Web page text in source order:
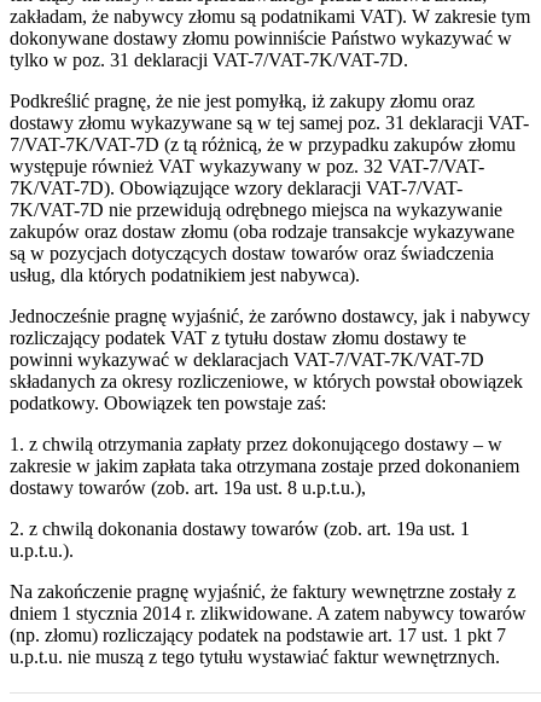
zakładam, że nabywcy złomu są podatnikami VAT). W zakresie tym
dokonywane dostawy złomu powinniście Państwo wykazywać w
tylko w poz. 31 deklaracji VAT-7/VAT-7K/VAT-7D.
Podkreślić pragnę, że nie jest pomyłką, iż zakupy złomu oraz
dostawy złomu wykazywane są w tej samej poz. 31 deklaracji VAT-
7/VAT-7K/VAT-7D (z tą różnicą, że w przypadku zakupów złomu
występuje również VAT wykazywany w poz. 32 VAT-7/VAT-
7K/VAT-7D). Obowiązujące wzory deklaracji VAT-7/VAT-
7K/VAT-7D nie przewidują odrębnego miejsca na wykazywanie
zakupów oraz dostaw złomu (oba rodzaje transakcje wykazywane
są w pozycjach dotyczących dostaw towarów oraz świadczenia
usług, dla których podatnikiem jest nabywca).
Jednocześnie pragnę wyjaśnić, że zarówno dostawcy, jak i nabywcy
rozliczający podatek VAT z tytułu dostaw złomu dostawy te
powinni wykazywać w deklaracjach VAT-7/VAT-7K/VAT-7D
składanych za okresy rozliczeniowe, w których powstał obowiązek
podatkowy. Obowiązek ten powstaje zaś:
1. z chwilą otrzymania zapłaty przez dokonującego dostawy – w
zakresie w jakim zapłata taka otrzymana zostaje przed dokonaniem
dostawy towarów (zob. art. 19a ust. 8 u.p.t.u.),
2. z chwilą dokonania dostawy towarów (zob. art. 19a ust. 1
u.p.t.u.).
Na zakończenie pragnę wyjaśnić, że faktury wewnętrzne zostały z
dniem 1 stycznia 2014 r. zlikwidowane. A zatem nabywcy towarów
(np. złomu) rozliczający podatek na podstawie art. 17 ust. 1 pkt 7
u.p.t.u. nie muszą z tego tytułu wystawiać faktur wewnętrznych.